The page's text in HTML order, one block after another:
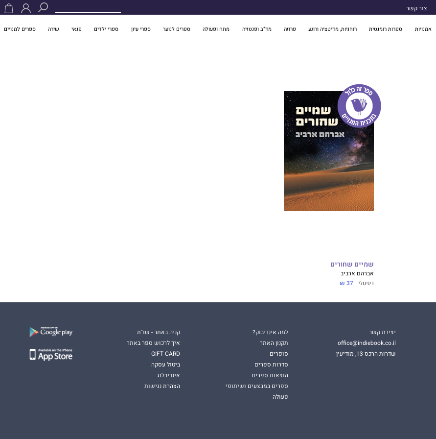
צור קשר
אמנויות ספרות רומנטית רוחניות, מדיטציה ורוגע פרוזה מד"ב ופנטזיה מתח ופעולה ספרים לנוער ספרי עיון ספרי ילדים פנאי שירה ספרים למנויים
שמיים שחורים
אברהם ארביב
דיגיטלי 37 ₪
יצירת קשר
office@indiebook.co.il
שדרות הרכס 13, מודיעין
למה אינדיבוק?
תקנון האתר
סופרים
סדרות ספרים
הוצאות ספרים
ספרים במבצעים ושיתופי
פעולה
קניה באתר - שו"ת
איך לרכוש ספר באתר
GIFT CARD
ביטול עסקה
אינדיבלוג
הצהרת נגישות